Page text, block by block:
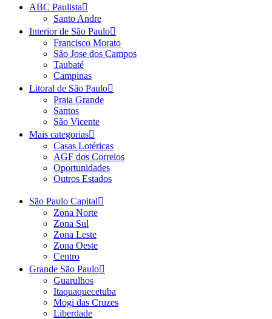
ABC Paulista
Santo Andre
Interior de São Paulo
Francisco Morato
São Jose dos Campos
Taubaté
Campinas
Litoral de São Paulo
Praia Grande
Santos
São Vicente
Mais categorias
Casas Lotéricas
AGF dos Correios
Oportunidades
Outros Estados
São Paulo Capital
Zona Norte
Zona Sul
Zona Leste
Zona Oeste
Centro
Grande São Paulo
Guarulhos
Itaquaquecetuba
Mogi das Cruzes
Liberdade